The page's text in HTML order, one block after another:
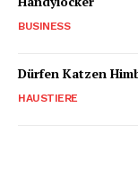
BUSINESS
Dürfen Katzen
HAUSTIERE